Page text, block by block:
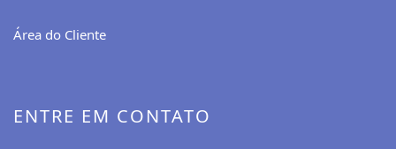
Área do Cliente
ENTRE EM CONTATO